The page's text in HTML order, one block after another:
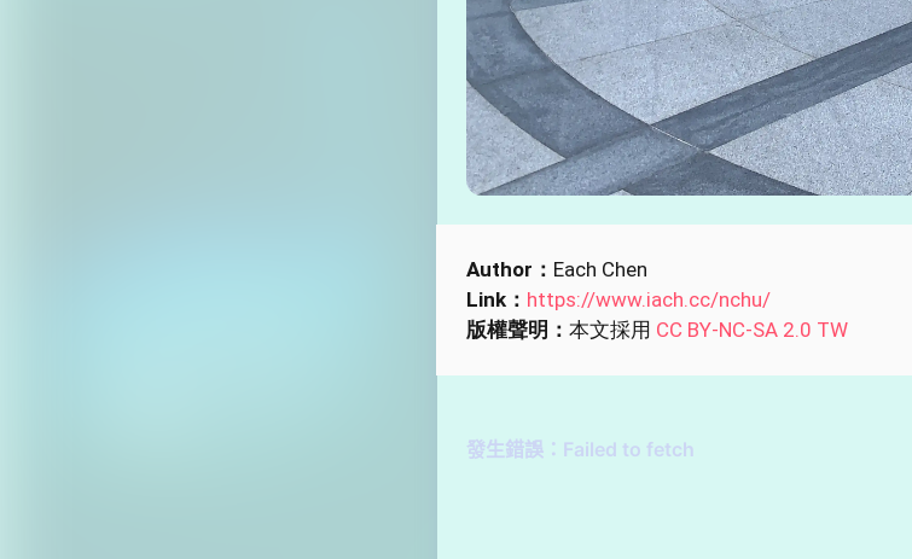
Author： Each Chen
Link： https://www.iach.cc/nchu/
版權聲明： 本文採用 CC BY-NC-SA 2.0 TW